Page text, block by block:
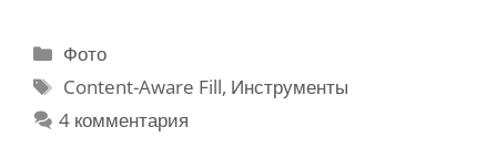
Р
у
р
Фото
М
е
Content-Aware Fill, Инструменты
4 комментария